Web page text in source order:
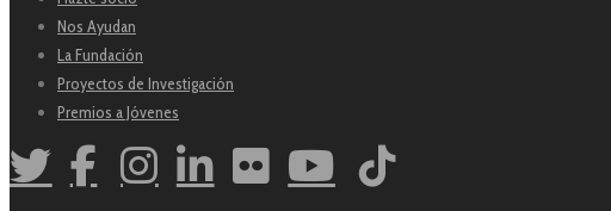
Nos Ayudan
La Fundación
Proyectos de Investigación
Premios a Jóvenes